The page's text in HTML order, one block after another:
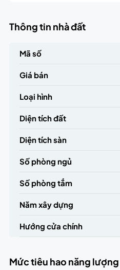
Thông tin nhà đất
Mã số
Giá bán
Loại hình
Diện tích đất
Diện tích sàn
Số phòng ngủ
Số phòng tắm
Năm xây dựng
Hướng cửa chính
Mức tiêu hao năng lượng